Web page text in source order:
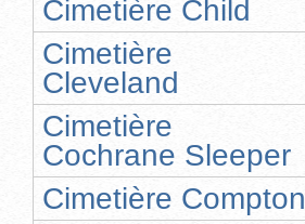
Cimetière Child
Cimetière
Cleveland
Cimetière
Cochrane Sleeper
Cimetière Compton